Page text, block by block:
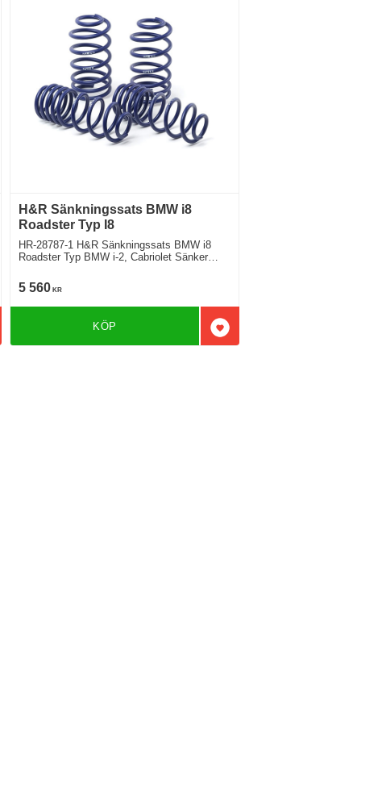
till i favoriter
H&R Sänkningssats BMW i8
Roadster Typ I8
HR-28787-1 H&R Sänkningssats BMW i8
Roadster Typ BMW i-2, Cabriolet Sänker
5 560 KR
Lägg till i favoriter
KÖP